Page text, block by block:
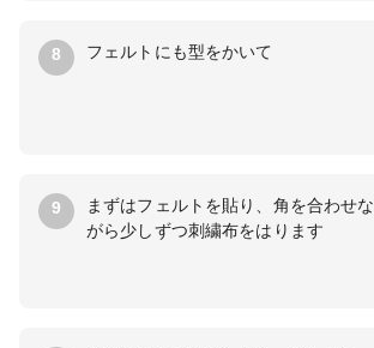
8 フェルトにも型をかいて
9
まずはフェルトを貼り、角を合わせな
がら少しずつ刺繍布をはります